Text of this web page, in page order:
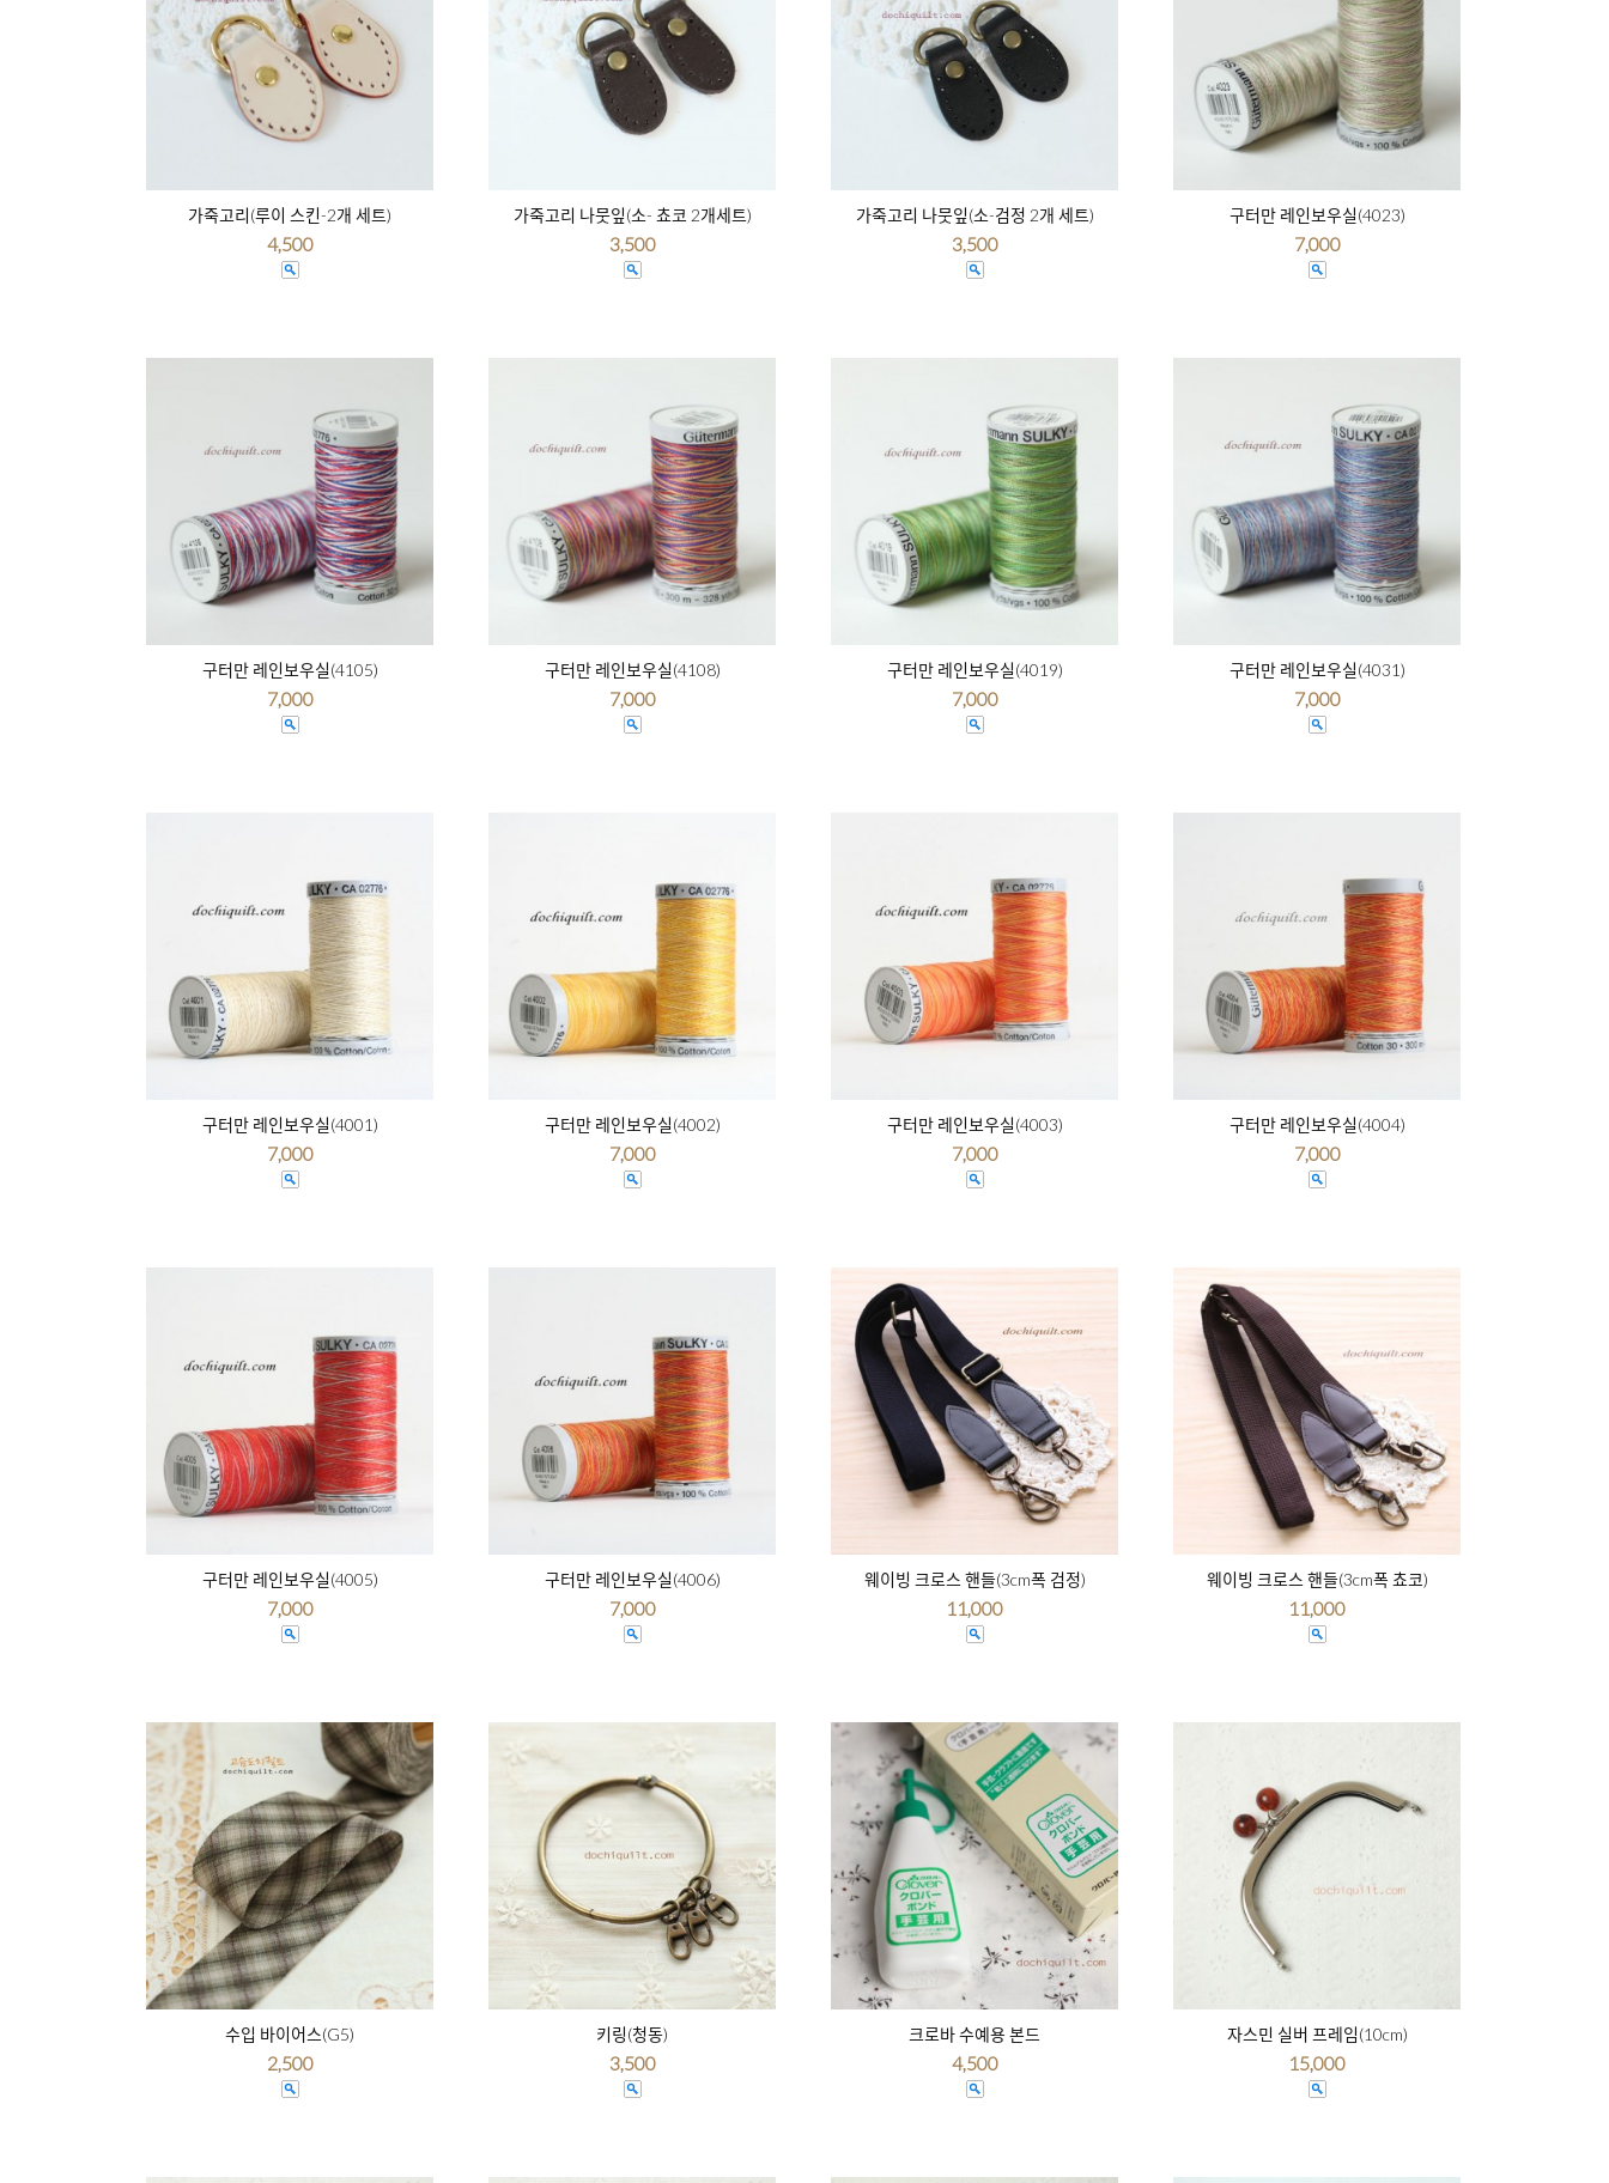
가죽고리(루이 스킨-2개 세트)
4,500
가죽고리 나뭇잎(소- 쵸코 2개세트)
3,500
가죽고리 나뭇잎(소-검정 2개 세트)
3,500
구터만 레인보우실(4023)
7,000
구터만 레인보우실(4105)
7,000
구터만 레인보우실(4108)
7,000
구터만 레인보우실(4019)
7,000
구터만 레인보우실(4031)
7,000
구터만 레인보우실(4001)
7,000
구터만 레인보우실(4002)
7,000
구터만 레인보우실(4003)
7,000
구터만 레인보우실(4004)
7,000
구터만 레인보우실(4005)
7,000
구터만 레인보우실(4006)
7,000
웨이빙 크로스 핸들(3cm폭 검정)
11,000
웨이빙 크로스 핸들(3cm폭 쵸코)
11,000
수입 바이어스(G5)
2,500
키링(청동)
3,500
크로바 수예용 본드
4,500
자스민 실버 프레임(10cm)
15,000